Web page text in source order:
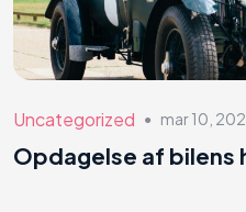
Uncategorized ● mar 10,
Opdagelse af bilens